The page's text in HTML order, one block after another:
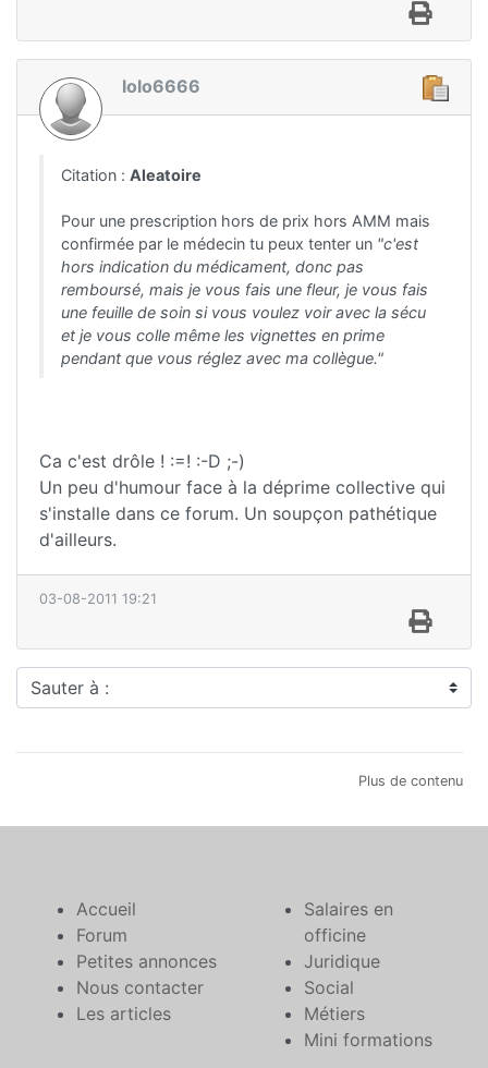
lolo6666
Citation : Aleatoire
Pour une prescription hors de prix hors AMM mais
confirmée par le médecin tu peux tenter un "c'est
hors indication du médicament, donc pas
remboursé, mais je vous fais une fleur, je vous fais
une feuille de soin si vous voulez voir avec la sécu
et je vous colle même les vignettes en prime
pendant que vous réglez avec ma collègue."
Ca c'est drôle ! :=! :-D ;-)
Un peu d'humour face à la déprime collective qui
s'installe dans ce forum. Un soupçon pathétique
d'ailleurs.
03-08-2011 19:21
Sauter à :
Plus de contenu
Accueil
Forum
Petites annonces
Nous contacter
Les articles
Salaires en
officine
Juridique
Social
Métiers
Mini formations